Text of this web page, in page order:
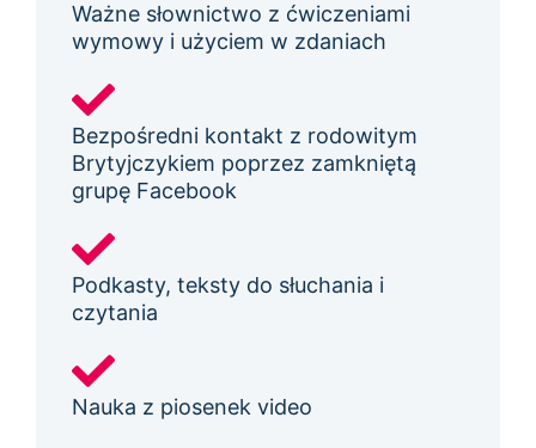
Ważne słownictwo z ćwiczeniami
wymowy i użyciem w zdaniach
Bezpośredni kontakt z rodowitym
Brytyjczykiem poprzez zamkniętą
grupę Facebook
Podkasty, teksty do słuchania i
czytania
Nauka z piosenek video